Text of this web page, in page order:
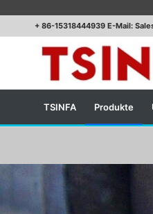
+ 86-15318444939 E-Mail:
TSINFA Produkte